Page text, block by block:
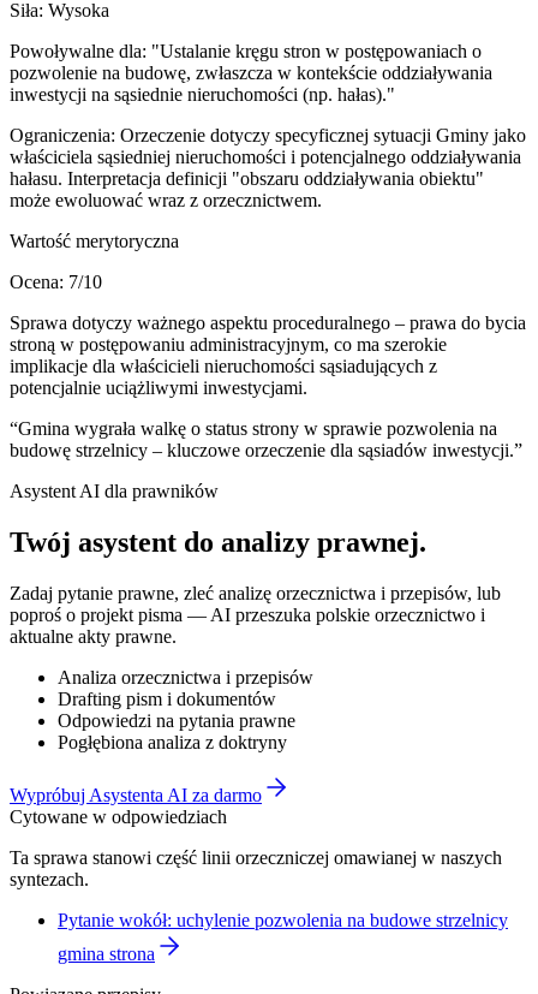
Siła: Wysoka
Powoływalne dla: "Ustalanie kręgu stron w postępowaniach o
pozwolenie na budowę, zwłaszcza w kontekście oddziaływania
inwestycji na sąsiednie nieruchomości (np. hałas)."
Ograniczenia: Orzeczenie dotyczy specyficznej sytuacji Gminy jako
właściciela sąsiedniej nieruchomości i potencjalnego oddziaływania
hałasu. Interpretacja definicji "obszaru oddziaływania obiektu"
może ewoluować wraz z orzecznictwem.
Wartość merytoryczna
Ocena: 7/10
Sprawa dotyczy ważnego aspektu proceduralnego – prawa do bycia
stroną w postępowaniu administracyjnym, co ma szerokie
implikacje dla właścicieli nieruchomości sąsiadujących z
potencjalnie uciążliwymi inwestycjami.
“Gmina wygrała walkę o status strony w sprawie pozwolenia na
budowę strzelnicy – kluczowe orzeczenie dla sąsiadów inwestycji.”
Asystent AI dla prawników
Twój asystent do analizy prawnej.
Zadaj pytanie prawne, zleć analizę orzecznictwa i przepisów, lub
poproś o projekt pisma — AI przeszuka polskie orzecznictwo i
aktualne akty prawne.
Analiza orzecznictwa i przepisów
Drafting pism i dokumentów
Odpowiedzi na pytania prawne
Pogłębiona analiza z doktryny
Wypróbuj Asystenta AI za darmo
Cytowane w odpowiedziach
Ta sprawa stanowi część linii orzeczniczej omawianej w naszych
syntezach.
Pytanie wokół: uchylenie pozwolenia na budowe strzelnicy
gmina strona